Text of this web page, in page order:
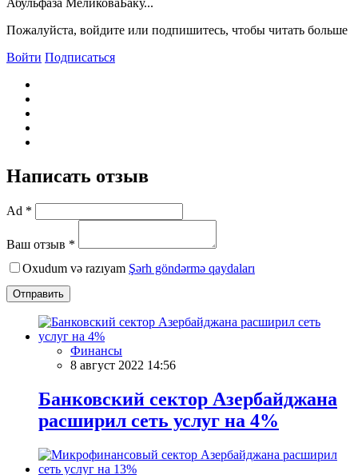
Абульфаза МеликоваБаку...
Пожалуйста, войдите или подпишитесь, чтобы читать больше
Войти Подписаться
Написать отзыв
Ad *
Ваш отзыв *
Oxudum və razıyam Şərh göndərmə qaydaları
Отправить
Финансы
8 август 2022 14:56
Банковский сектор Азербайджана
расширил сеть услуг на 4%